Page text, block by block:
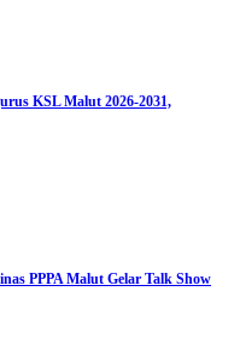
KSL Malut 2026-2031,
PPPA Malut Gelar Talk Show